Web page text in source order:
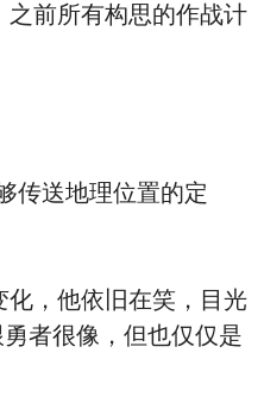
前所有构思的作战计
传送地理位置的定
，他依旧在笑，目光
者很像，但也仅仅是